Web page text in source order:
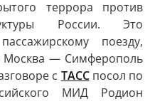
террора против
России. Это
поезду,
Москва — Симферополь
с ТАССпосол по
МИД Родион